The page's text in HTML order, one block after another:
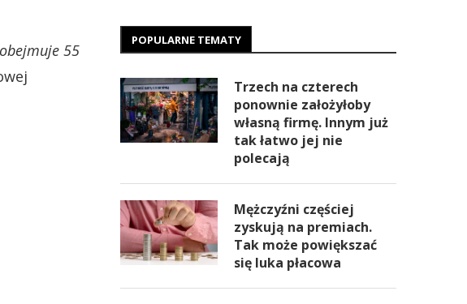
55
POPULARNE TEMATY
Trzech na czterech
ponownie założyłoby
własną firmę. Innym już
tak łatwo jej nie
polecają
Mężczyźni częściej
zyskują na premiach.
Tak może powiększać
się luka płacowa